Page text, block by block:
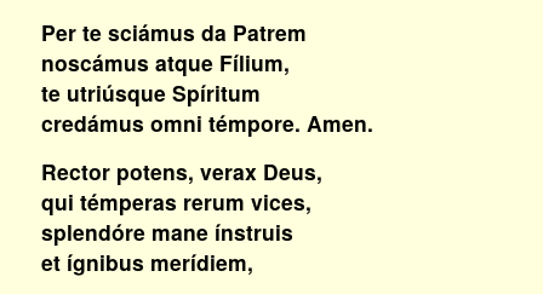
Per te sciámus da Patrem
noscámus atque Fílium,
te utriúsque Spíritum
credámus omni témpore. Amen.
Rector potens, verax Deus,
qui témperas rerum vices,
splendóre mane ínstruis
et ígnibus merídiem,